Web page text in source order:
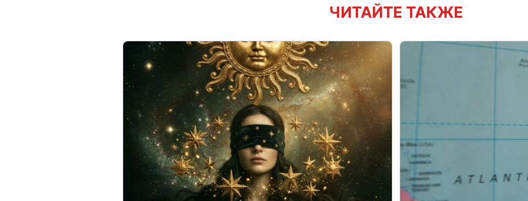
ЧИТАЙТЕ ТАКЖЕ